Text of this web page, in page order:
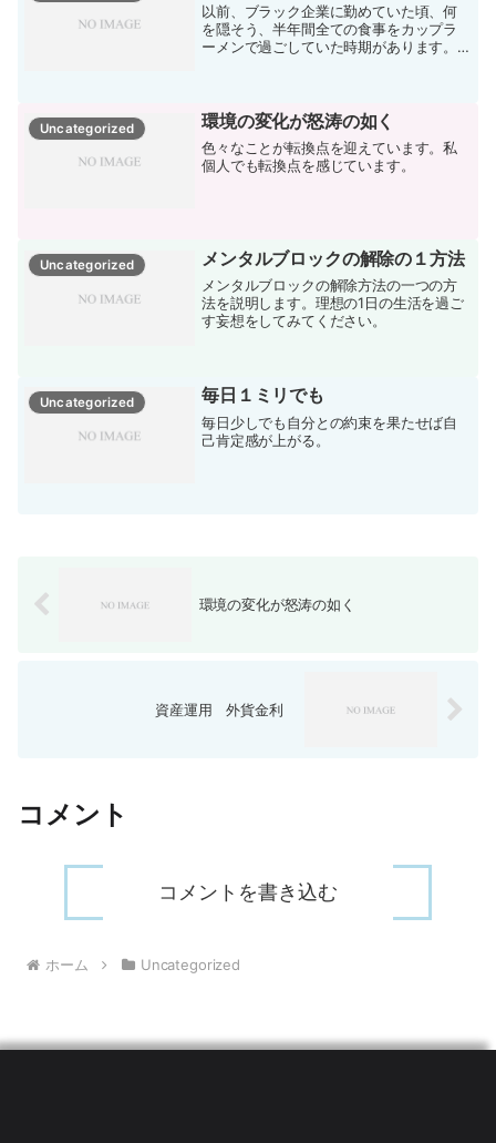
以前、ブラック企業に勤めていた頃、何
を隠そう、半年間全ての食事をカップラ
ーメンで過ごしていた時期があります。
りながら食べる。夜は米を...
Uncategorized 環境の変化が怒涛の如く
色々なことが転換点を迎えています。私
個人でも転換点を感じています。
Uncategorized メンタルブロックの解除の１方法
メンタルブロックの解除方法の一つの方
法を説明します。理想の1日の生活を過ご
す妄想をしてみてください。
Uncategorized 毎日１ミリでも
毎日少しでも自分との約束を果たせば自
己肯定感が上がる。
環境の変化が怒涛の如く
資産運用 外貨金利
コメント
コメントを書き込む
ホーム Uncategorized